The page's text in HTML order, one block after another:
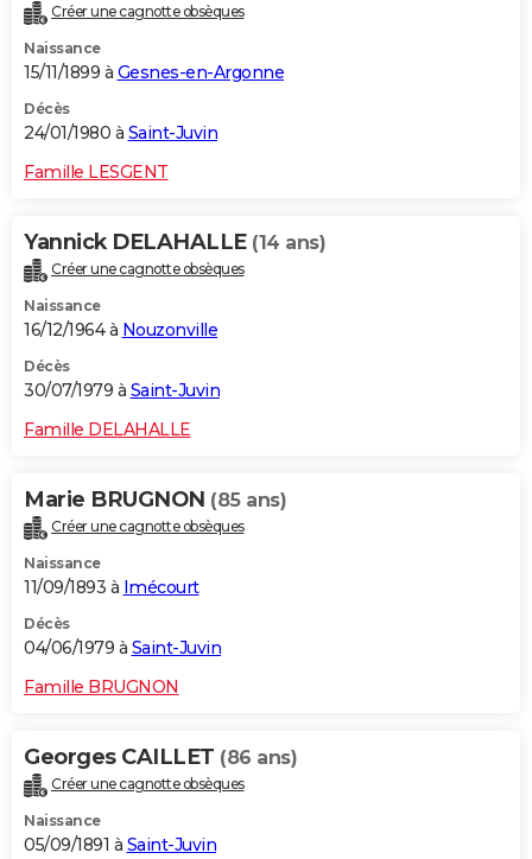
Créer une cagnotte obsèques
Naissance
15/11/1899 à Gesnes-en-Argonne
Décès
24/01/1980 à Saint-Juvin
Famille LESGENT
Yannick DELAHALLE (14 ans)
Créer une cagnotte obsèques
Naissance
16/12/1964 à Nouzonville
Décès
30/07/1979 à Saint-Juvin
Famille DELAHALLE
Marie BRUGNON (85 ans)
Créer une cagnotte obsèques
Naissance
11/09/1893 à Imécourt
Décès
04/06/1979 à Saint-Juvin
Famille BRUGNON
Georges CAILLET (86 ans)
Créer une cagnotte obsèques
Naissance
05/09/1891 à Saint-Juvin